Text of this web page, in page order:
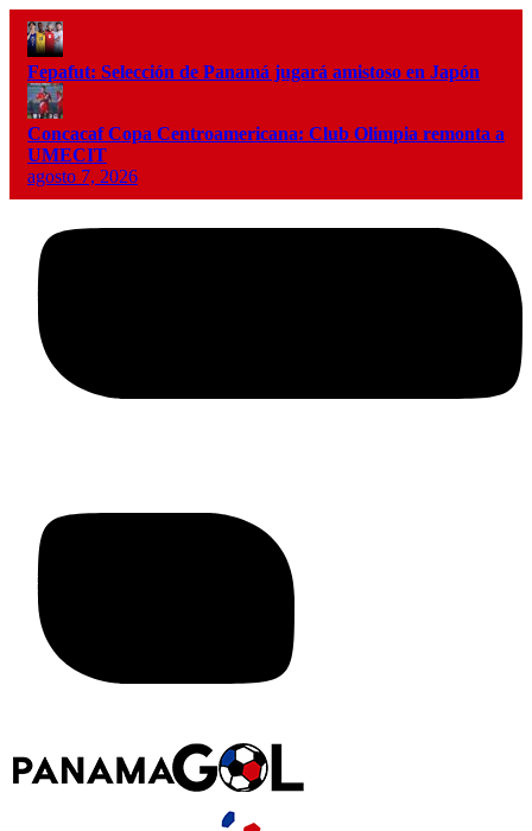
Fepafut: Selección de Panamá jugará amistoso en Japón
Concacaf Copa Centroamericana: Club Olimpia remonta a
UMECIT
agosto 7, 2026